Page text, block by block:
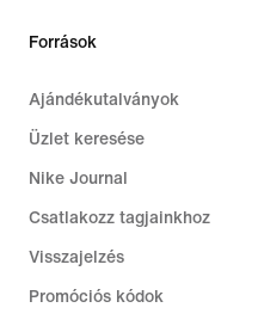
Források
Ajándékutalványok
Üzlet keresése
Nike Journal
Csatlakozz tagjainkhoz
Visszajelzés
Promóciós kódok